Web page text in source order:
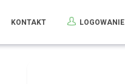
KONTAKT LOGOWANIE